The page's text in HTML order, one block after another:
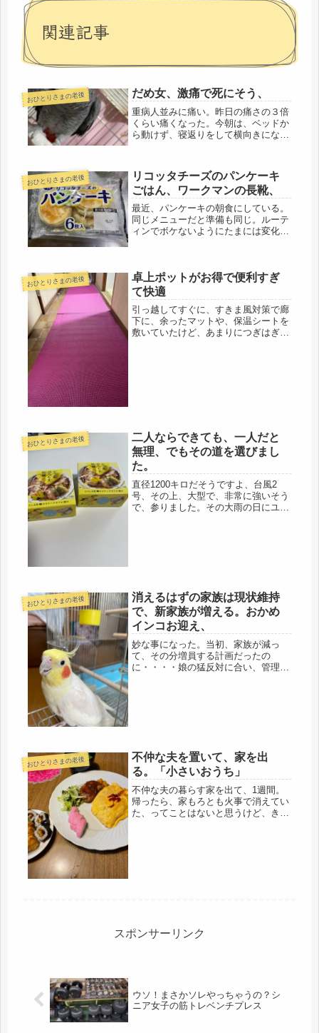
関連記事
おひとりさまの老後 だめ女、激痛で死にそう、
重病人並みに痛い。昨日の痛さの３倍
くらい痛くなった。今朝は、ベッドか
ら動けず、寝返りをして横向きになっ
は、疲れて早く寝たので、朝方、トイ
レに起きようとしても、起きられず。
尺取...
おひとりさまの老後
リコッタチーズのパンケーキ
ごはん、ワークマンの長靴、
最近、パンケーキの朝食にしている。
同じメニューだと準備も同じ。ルーテ
ィンでボケないようにたまには変化
いけどね（笑）見ているだけでも、飽
きない...
おひとりさまの老後
卓上ポットがお得で便利すぎ
て快適
引っ越してすぐに、すきま風対策で廊
下に、余ったマットや、保温シートを
敷いていたけど、あまりにつぎはぎだ
おひとりさまの老後
二人ならできても、一人だと
無理、でもその道を選びまし
た。
直径1200キロだそうですよ、台風2
号、その上、大型で、非常に強いそう
で、参りました。その大雨の日にユニ
おひとりさまの老後
消えるはずの家族は現状維持
で、新家族が増える。おかめ
インコお迎え、
妙な事になった。当初、家族が減っ
て、その分増員する計画だったの
に・・・・娘の猛反対に合い、管理人
おひとりさまの老後
不仲な夫を置いて、家を出
る。「小さいおうち」
不仲な夫の暮らす家を出て、1週間。
帰ったら、家もろとも火事で消えてい
た、ってことはないと思うけど、きっ
スポンサーリンク
ウソ！まさかソレやっちゃうの？シ
ニア女子の筋トレベンチプレス